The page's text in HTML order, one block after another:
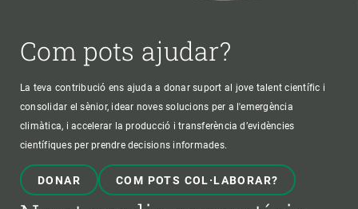
Com pots ajudar?
La teva contribució ens ajuda a donar suport al jove talent científic i
consolidar el sènior, idear noves solucions per a l'emergència
climàtica, i accelerar la producció i transferència d’evidències
científiques per prendre decisions informades.
DONAR COM POTS COL·LABORAR?